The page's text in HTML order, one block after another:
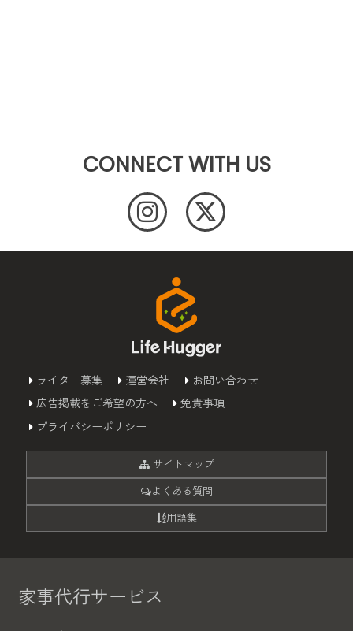
CONNECT WITH US
ライター募集 運営会社
お問い合わせ
広告掲載をご希望の方へ
免責事項
プライバシーポリシー
サイトマップ
よくある質問
用語集
家事代行サービス